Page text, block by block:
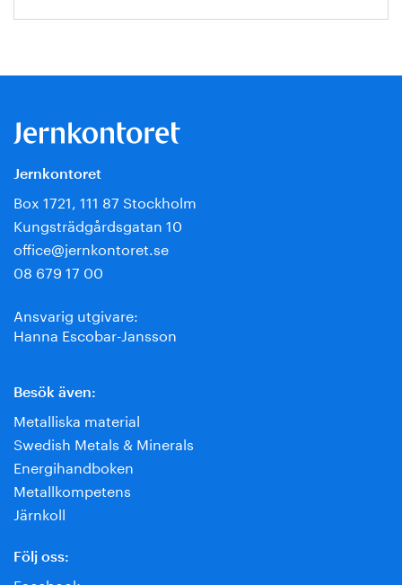
Jernkontoret
Box 1721, 111 87 Stockholm
Kungsträdgårdsgatan 10
office@jernkontoret.se
08 679 17 00
Ansvarig utgivare:
Hanna Escobar-Jansson
Besök även:
Metalliska material
Swedish Metals & Minerals
Energihandboken
Metallkompetens
Järnkoll
Följ oss: